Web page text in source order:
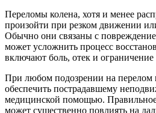
Переломы колена, хотя и менее
произойти при резком движении
Обычно они связаны с
может усложнить процесс
включают боль, отек и
При любом подозрении на перелом
обеспечить пострадавшему
медицинской помощью.
может существенно повлиять на